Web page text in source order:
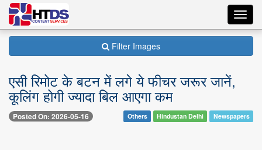
Filter Images
एसी रिमोट के बटन में लगे ये फीचर जरूर जानें,
कूलिंग होगी ज्यादा बिल आएगा कम
Posted On: 2026-05-16 Others Hindustan Delhi Newspapers